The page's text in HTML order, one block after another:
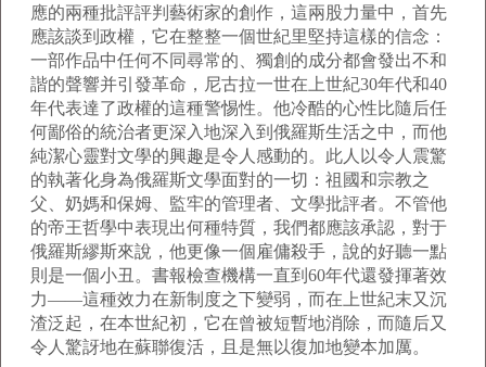
應的兩種批評評判藝術家的創作，這兩股力量中，首先
應該談到政權，它在整整一個世紀里堅持這樣的信念：
一部作品中任何不同尋常的、獨創的成分都會發出不和
諧的聲響并引發革命，尼古拉一世在上世紀30年代和40
年代表達了政權的這種警惕性。他冷酷的心性比隨后任
何鄙俗的統治者更深入地深入到俄羅斯生活之中，而他
純潔心靈對文學的興趣是令人感動的。此人以令人震驚
的執著化身為俄羅斯文學面對的一切：祖國和宗教之
父、奶媽和保姆、監牢的管理者、文學批評者。不管他
的帝王哲學中表現出何種特質，我們都應該承認，對于
俄羅斯繆斯來說，他更像一個雇傭殺手，說的好聽一點
則是一個小丑。書報檢查機構一直到 60年代還發揮著效
力——這種效力在新制度之下變弱，而在上世紀末又沉
渣泛起，在本世紀初，它在曾被短暫地消除，而隨后又
令人驚訝地在蘇聯復活，且是無以復加地變本加厲。